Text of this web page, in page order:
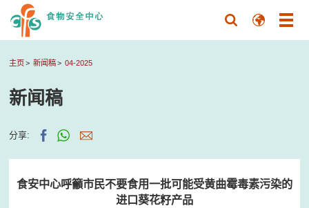
主页 新闻稿 04-2025
新闻稿
分享:
食安中心呼籲市民不要食用一批可能受黄曲霉毒素污染的
进口葵花籽产品